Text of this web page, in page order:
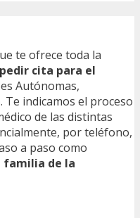
te ofrece toda la
pedir cita para el
Autónomas,
Te indicamos el proceso
de las distintas
por teléfono,
a paso como
familia de la